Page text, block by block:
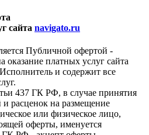
сайта navigato.ru
Публичной офертой -
платных услуг сайта
и содержит все
437 ГК РФ, в случае принятия
расценок на размещение
или физическое лицо,
оферты, именуется